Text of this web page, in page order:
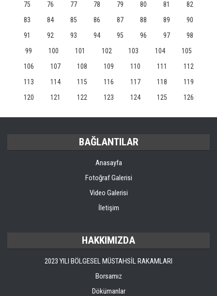
75
76 77 78 79 80 81
82
83
84 85 86 87 88 89
90
91
92 93 94 95 96 97
98
99
100 101 102 103 104
105
106
107 108 109 110 111
112
113
114 115 116 117 118
119
120
121 122 123 124 125 126
BAĞLANTILAR
Anasayfa
Fotoğraf Galerisi
Video Galerisi
İletişim
HAKKIMIZDA
2023 YILI BÖLGESEL MÜSTAHSİL RAKAMLARI
Borsamız
Dökümanlar